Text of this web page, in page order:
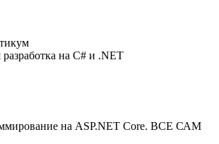
на C# и .NET
на ASP.NET Core. ВСЕ САМ